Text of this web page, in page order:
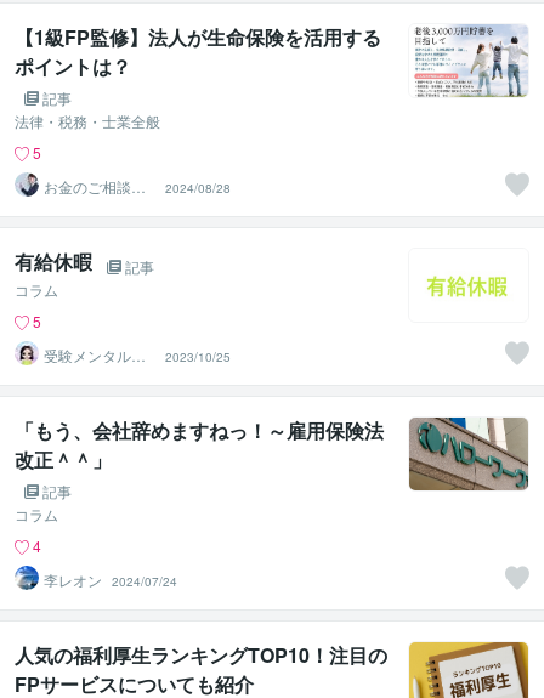
【1級FP監修】法人が生命保険を活用する
ポイントは？
記事
法律・税務・士業全般
5
お金のご相談＠F
P法人PrivateFp
2024/08/28
有給休暇
記事
コラム
5
受験メンタルト
レーナー イロ
ハル
2023/10/25
「もう、会社辞めますねっ！～雇用保険法
改正＾＾」
記事
コラム
4
李レオン
2024/07/24
人気の福利厚生ランキングTOP10！注目の
FPサービスについても紹介